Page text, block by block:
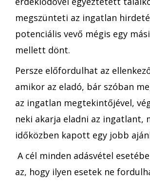
megszünteti az ingatlan
potenciális vevő mégis egy
mellett dönt.
Persze előfordulhat az
amikor az eladó, bár szóban
az ingatlan megtekintőjével,
neki akarja eladni az ingatlant,
időközben kapott egy jobb
A cél minden adásvétel
az, hogy ilyen esetek ne